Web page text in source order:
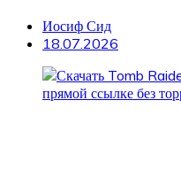
Иосиф Сид
18.07.2026